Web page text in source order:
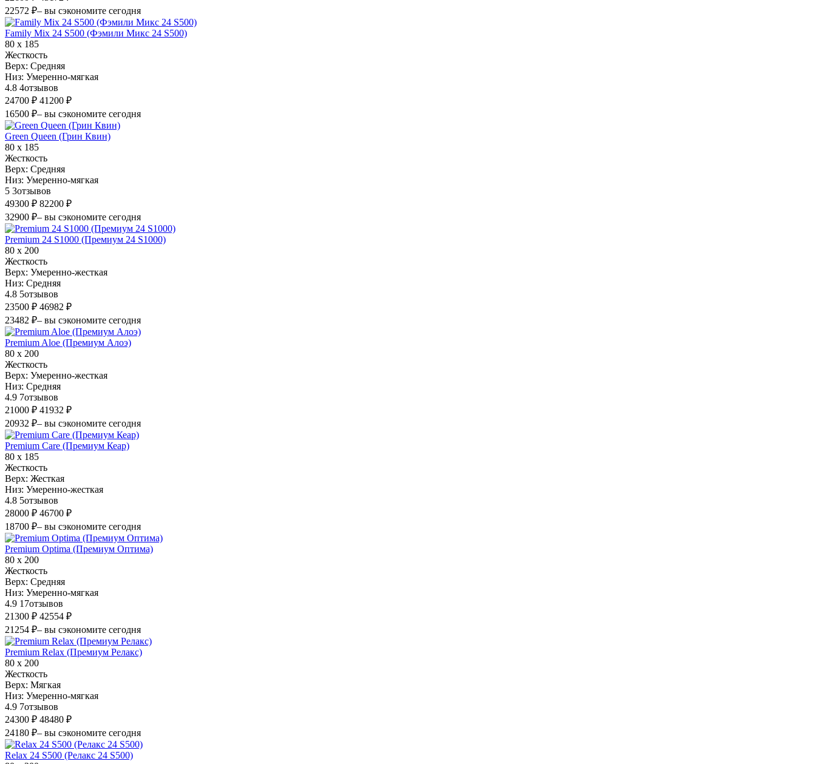
22572 ₽– вы сэкономите сегодня
Family Mix 24 S500 (Фэмили Микс 24 S500)
80 х 185
Жесткость
Верх: Средняя
Низ: Умеренно-мягкая
4.8 4отзывов
24700 ₽ 41200 ₽
16500 ₽– вы сэкономите сегодня
Green Queen (Грин Квин)
80 х 185
Жесткость
Верх: Средняя
Низ: Умеренно-мягкая
5 3отзывов
49300 ₽ 82200 ₽
32900 ₽– вы сэкономите сегодня
Premium 24 S1000 (Премиум 24 S1000)
80 х 200
Жесткость
Верх: Умеренно-жесткая
Низ: Средняя
4.8 5отзывов
23500 ₽ 46982 ₽
23482 ₽– вы сэкономите сегодня
Premium Aloe (Премиум Алоэ)
80 х 200
Жесткость
Верх: Умеренно-жесткая
Низ: Средняя
4.9 7отзывов
21000 ₽ 41932 ₽
20932 ₽– вы сэкономите сегодня
Premium Care (Премиум Кеар)
80 х 185
Жесткость
Верх: Жесткая
Низ: Умеренно-жесткая
4.8 5отзывов
28000 ₽ 46700 ₽
18700 ₽– вы сэкономите сегодня
Premium Optima (Премиум Оптима)
80 х 200
Жесткость
Верх: Средняя
Низ: Умеренно-мягкая
4.9 17отзывов
21300 ₽ 42554 ₽
21254 ₽– вы сэкономите сегодня
Premium Relax (Премиум Релакс)
80 х 200
Жесткость
Верх: Мягкая
Низ: Умеренно-мягкая
4.9 7отзывов
24300 ₽ 48480 ₽
24180 ₽– вы сэкономите сегодня
Relax 24 S500 (Релакс 24 S500)